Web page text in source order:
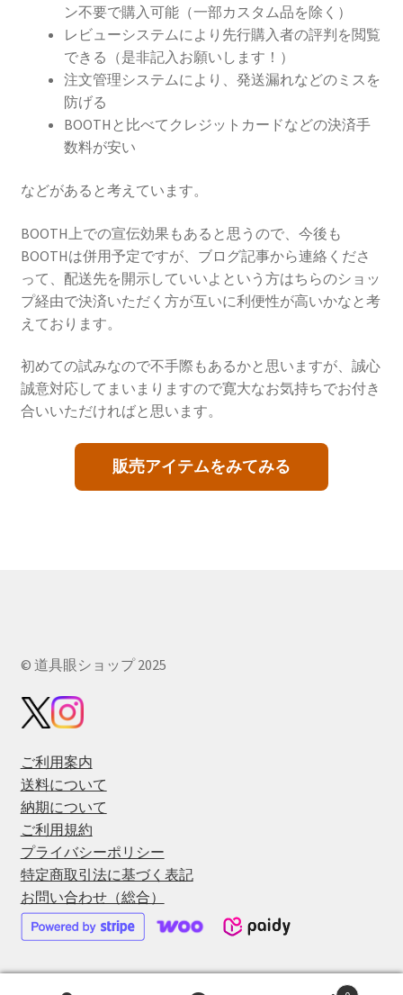
ン不要で購入可能（一部カスタム品を除く）
レビューシステムにより先行購入者の評判を閲覧
できる（是非記入お願いします！）
注文管理システムにより、発送漏れなどのミスを
防げる
BOOTHと比べてクレジットカードなどの決済手
数料が安い
などがあると考えています。
BOOTH上での宣伝効果もあると思うので、今後も
BOOTHは併用予定ですが、ブログ記事から連絡くださ
って、配送先を開示していいよという方はちらのショッ
プ経由で決済いただく方が互いに利便性が高いかなと考
えております。
初めての試みなので不手際もあるかと思いますが、誠心
誠意対応してまいまりますので寛大なお気持ちでお付き
合いいただければと思います。
販売アイテムをみてみる
© 道具眼ショップ 2025
ご利用案内
送料について
納期について
ご利用規約
プライバシーポリシー
特定商取引法に基づく表記
お問い合わせ（総合）